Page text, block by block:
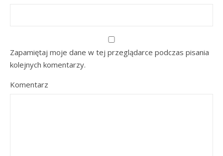
Zapamiętaj moje dane w tej przeglądarce podczas pisania
kolejnych komentarzy.
Komentarz